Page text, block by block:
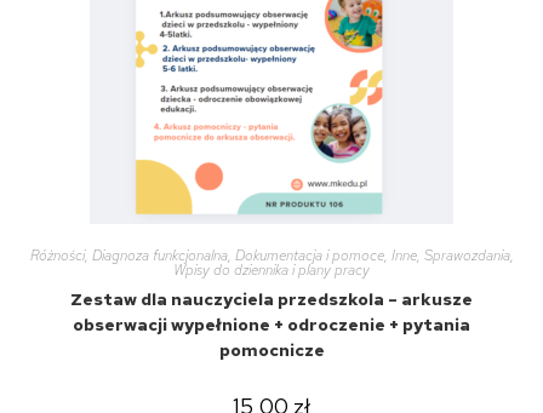
Różności, Diagnoza funkcjonalna, Dokumentacja i pomoce, Inne, Sprawozdania,
Wpisy do dziennika i plany pracy
Zestaw dla nauczyciela przedszkola – arkusze
obserwacji wypełnione + odroczenie + pytania
pomocnicze
15,00 zł